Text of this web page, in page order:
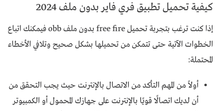
كيفية تحميل تطبيق فري فاير بدون ملف 2024
إذا كنت ترغب بتجربة تحميل free fire بدون ملف obb فيمكنك اتباع
الخطوات الآتية حتى تتمكن من تحميلها بشكل صحيح وتلافي الأخطاء
المحتملة:
أولاً من المهم التأكد من الاتصال بالإنترنت حيث يجب التحقق من
أن لديك اتصالًا قويًا بالإنترنت على جهازك المحمول أو الكمبيوتر